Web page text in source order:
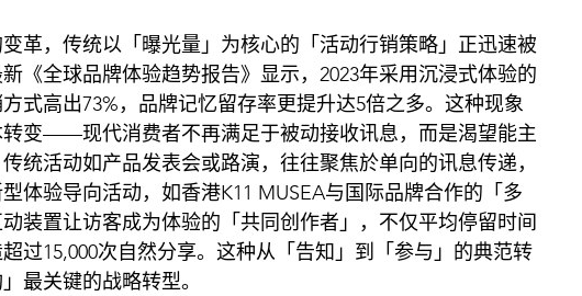
革，传统以「曝光量」为核心的「活动行销策略」正迅速被
《全球品牌体验趋势报告》显示，2023年采用沉浸式体验的
式高出73%，品牌记忆留存率更提升达5倍之多。这种现象
变——现代消费者不再满足于被动接收讯息，而是渴望能主
统活动如产品发表会或路演，往往聚焦於单向的讯息传递，
体验导向活动，如香港K11 MUSEA与国际品牌合作的「多
装置让访客成为体验的「共同创作者」，不仅平均停留时间
过15,000次自然分享。这种从「告知」到「参与」的典范转
最关键的战略转型。